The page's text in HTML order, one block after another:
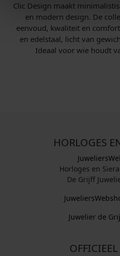
Clic Design maakt
en modern design. De
eenvoud, kwaliteit en
en edelstaal, licht van
Ideaal voor wie houdt
HORLOGES
Horloges en
De Grijff
Juwelier de